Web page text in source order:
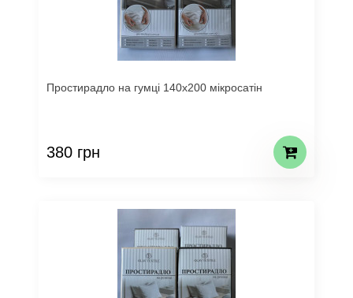
Простирадло на гумці 140х200 мікросатін
380 грн